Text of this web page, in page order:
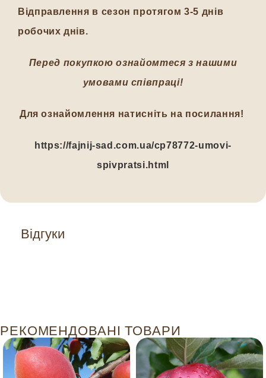
Відгуки
Відправлення в сезон протягом 3-5 днів
робочих днів.
Перед покупкою ознайомтеся з нашими
умовами співпраці!
Для ознайомлення натисніть на посилання!
https://fajnij-sad.com.ua/cp78772-umovi-
spivpratsi.html
РЕКОМЕНДОВАНІ ТОВАРИ